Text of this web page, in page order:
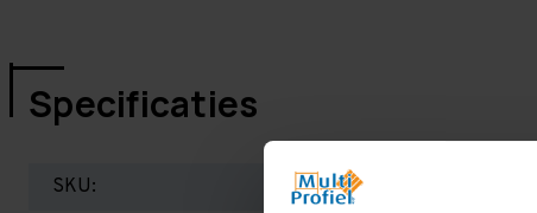
Specificaties
SKU: